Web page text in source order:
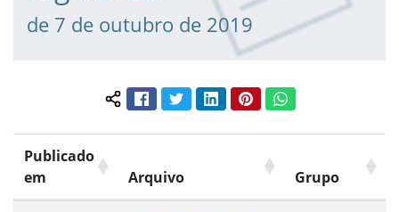
de 7 de outubro de 2019
Compartilhar conteúdo:
FacebookTwitterLinkedInPinterestWhatsApp
Publicado
em
Arquivo Grupo